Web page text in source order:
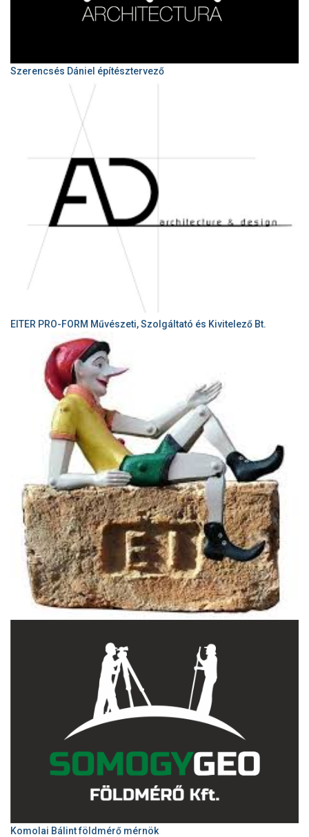
Szerencsés Dániel építésztervező
EITER PRO-FORM Művészeti, Szolgáltató és Kivitelező Bt.
Komolai Bálint földmérő mérnök